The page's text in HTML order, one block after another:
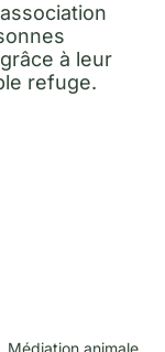
à leur
refuge.
Médiation animale